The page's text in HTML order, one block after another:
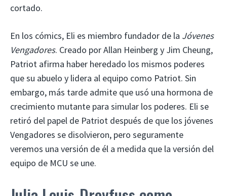
cortado.
En los cómics, Eli es miembro fundador de la Jóvenes
Vengadores. Creado por Allan Heinberg y Jim Cheung,
Patriot afirma haber heredado los mismos poderes
que su abuelo y lidera al equipo como Patriot. Sin
embargo, más tarde admite que usó una hormona de
crecimiento mutante para simular los poderes. Eli se
retiró del papel de Patriot después de que los jóvenes
Vengadores se disolvieron, pero seguramente
veremos una versión de él a medida que la versión del
equipo de MCU se une.